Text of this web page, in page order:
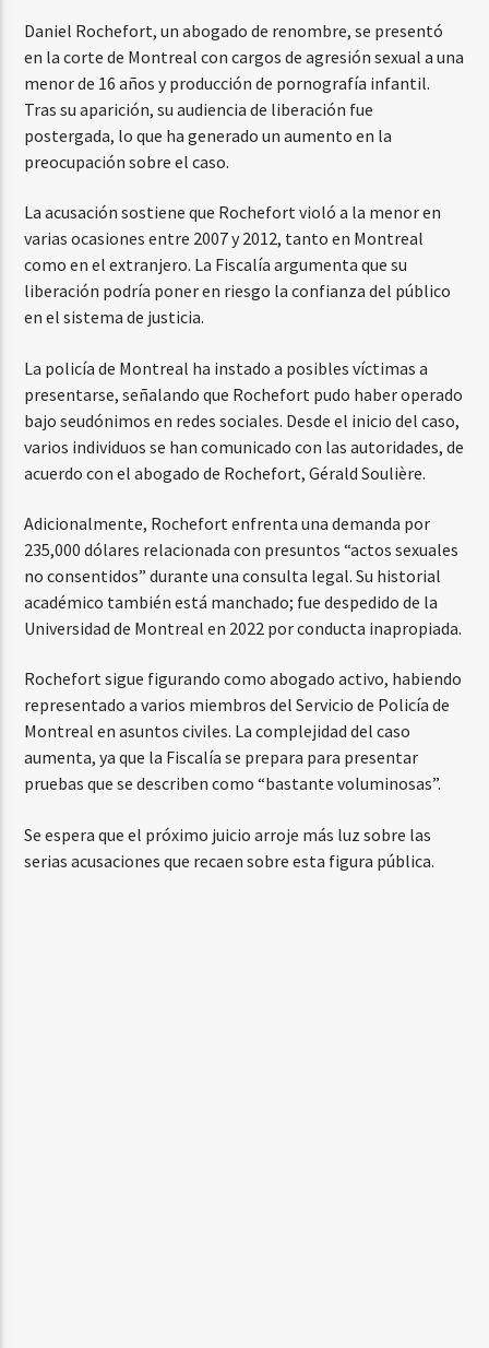
Daniel Rochefort, un abogado de renombre, se presentó
en la corte de Montreal con cargos de agresión sexual a una
menor de 16 años y producción de pornografía infantil.
Tras su aparición, su audiencia de liberación fue
postergada, lo que ha generado un aumento en la
preocupación sobre el caso.
La acusación sostiene que Rochefort violó a la menor en
varias ocasiones entre 2007 y 2012, tanto en Montreal
como en el extranjero. La Fiscalía argumenta que su
liberación podría poner en riesgo la confianza del público
en el sistema de justicia.
La policía de Montreal ha instado a posibles víctimas a
presentarse, señalando que Rochefort pudo haber operado
bajo seudónimos en redes sociales. Desde el inicio del caso,
varios individuos se han comunicado con las autoridades, de
acuerdo con el abogado de Rochefort, Gérald Soulière.
Adicionalmente, Rochefort enfrenta una demanda por
235,000 dólares relacionada con presuntos “actos sexuales
no consentidos” durante una consulta legal. Su historial
académico también está manchado; fue despedido de la
Universidad de Montreal en 2022 por conducta inapropiada.
Rochefort sigue figurando como abogado activo, habiendo
representado a varios miembros del Servicio de Policía de
Montreal en asuntos civiles. La complejidad del caso
aumenta, ya que la Fiscalía se prepara para presentar
pruebas que se describen como “bastante voluminosas”.
Se espera que el próximo juicio arroje más luz sobre las
serias acusaciones que recaen sobre esta figura pública.